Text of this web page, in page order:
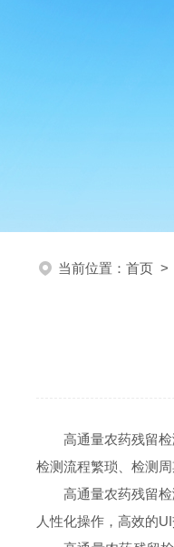
当前位置： 首页 >
高通量农药残留
检测流程繁琐、检测
高通量农药残留
人性化操作，高效的